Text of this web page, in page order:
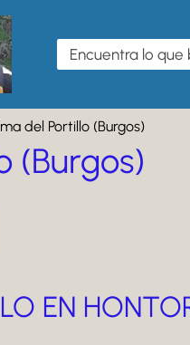
del Portillo (Burgos)
(Burgos)
EN